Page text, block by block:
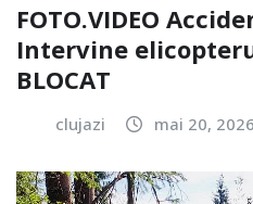
FOTO.VIDEO
Intervine
BLOCAT
clujazi mai 20, 2026